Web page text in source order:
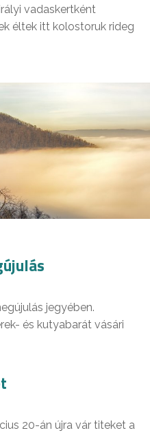
vadaskertként
éltek itt kolostoruk rideg
jegyében.
és kutyabarát vásári
20-án újra vár titeket a